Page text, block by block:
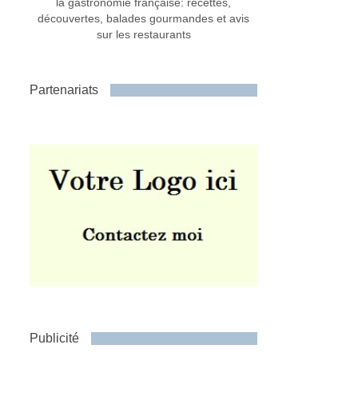
la gastronomie française: recettes,
découvertes, balades gourmandes et avis
sur les restaurants
Partenariats
Publicité